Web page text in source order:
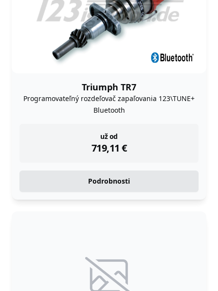
Triumph TR7
Programovateľný rozdeľovač zapaľovania 123\TUNE+
Bluetooth
už od
719,11 €
instock
Podrobnosti